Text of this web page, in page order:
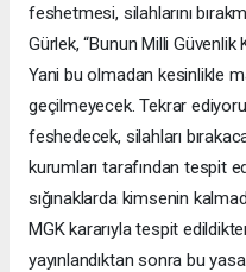
feshetmesi, silahlarını
Gürlek, “Bunun Milli
Yani bu olmadan kesinlikle
geçilmeyecek. Tekrar
feshedecek, silahları
kurumları tarafından tespit
sığınaklarda kimsenin
MGK kararıyla tespit
yayınlandıktan sonra bu